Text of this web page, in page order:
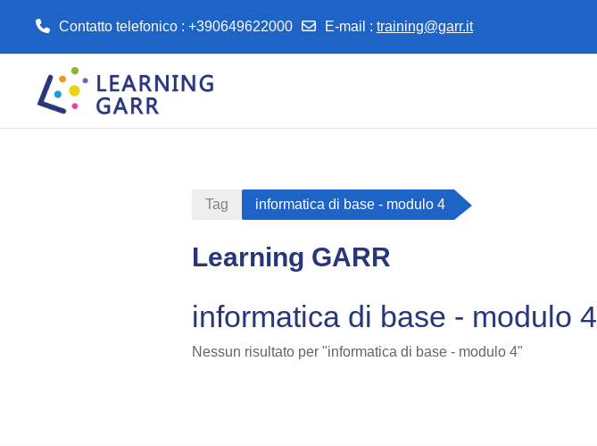
Contatto telefonico : +390649622000 E-mail : training@garr.it
Tag informatica di base - modulo 4
Learning GARR
informatica di base - modulo 4
Nessun risultato per "informatica di base - modulo 4"